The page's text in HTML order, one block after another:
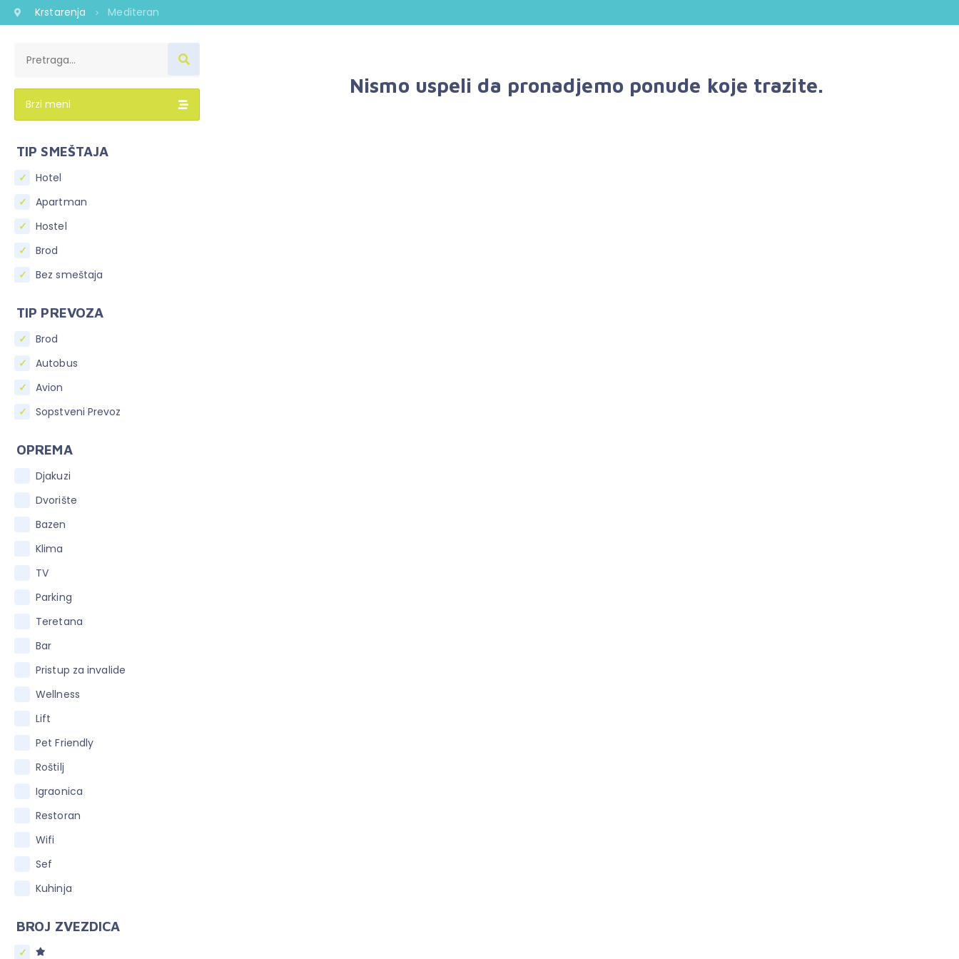
Krstarenja Mediteran
Brzi meni
TIP SMEŠTAJA
Hotel
Apartman
Hostel
Brod
Bez smeštaja
TIP PREVOZA
Brod
Autobus
Avion
Sopstveni Prevoz
OPREMA
Djakuzi
Dvorište
Bazen
Klima
TV
Parking
Teretana
Bar
Pristup za invalide
Wellness
Lift
Pet Friendly
Roštilj
Igraonica
Restoran
Wifi
Sef
Kuhinja
BROJ ZVEZDICA
Nismo uspeli da pronadjemo ponude koje trazite.